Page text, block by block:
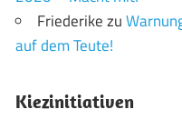
Friederikezu
auf dem Teute!
Kiezinitiativen